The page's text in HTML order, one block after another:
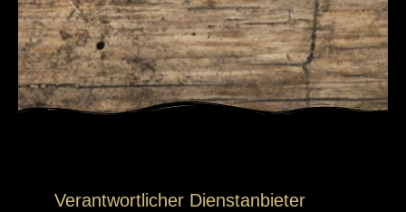
Verantwortlicher Dienstanbieter